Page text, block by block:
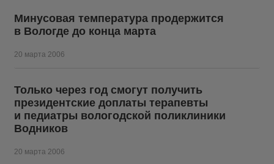
Минусовая температура продержится
в Вологде до конца марта
20 марта 2006
Только через год смогут получить
президентские доплаты терапевты
и педиатры вологодской поликлиники
Водников
20 марта 2006